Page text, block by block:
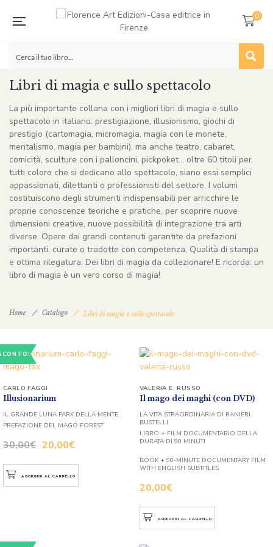
0
Libri di magia e sullo spettacolo
La più importante collana con i migliori libri di magia e sullo
spettacolo in italiano: prestigiazione, illusionismo, giochi di
prestigio (cartomagia, micromagia, magia con le monete,
mentalismo, magia per bambini), ma anche teatro, cabaret,
comicità, sculture con i palloncini, pickpoket… oltre 60 titoli per
tutti coloro che si dedicano allo spettacolo, siano essi semplici
appassionati, dilettanti o professionisti del settore. I volumi
costituiscono degli strumenti indispensabili per arricchire le
proprie conoscenze teoriche e pratiche, per scoprire nuove
dimensioni creative, nuove possibilità di integrazione tra arti
diverse. Opere dai grandi contenuti garantite da prefazioni
importanti, curate o tradotte con competenza. Qualità di stampa
e ottima rilegatura. Dei libri di magia da collezionare! E ricorda: un
libro di magia è un vero corso di magia!
Home Catalogo Libri di magia e sullo spettacolo
Illusionarium
30,00€ 20,00€
CARLO FAGGI
IL GRANDE LUNA PARK DELLA MENTE
PREFAZIONE DEL MAGO FOREST
AGGIUNGI AL CARRELLO
Il mago dei maghi (con DVD)
20,00€
VALERIA E. RUSSO
LA VITA STRAORDINARIA DI RANIERI
BUSTELLI
LIBRO + FILM DOCUMENTARIO DELLA
DURATA DI 90 MINUTI
BOOK + 90-MINUTE DOCUMENTARY FILM
WITH ENGLISH SUBTITLES
AGGIUNGI AL CARRELLO